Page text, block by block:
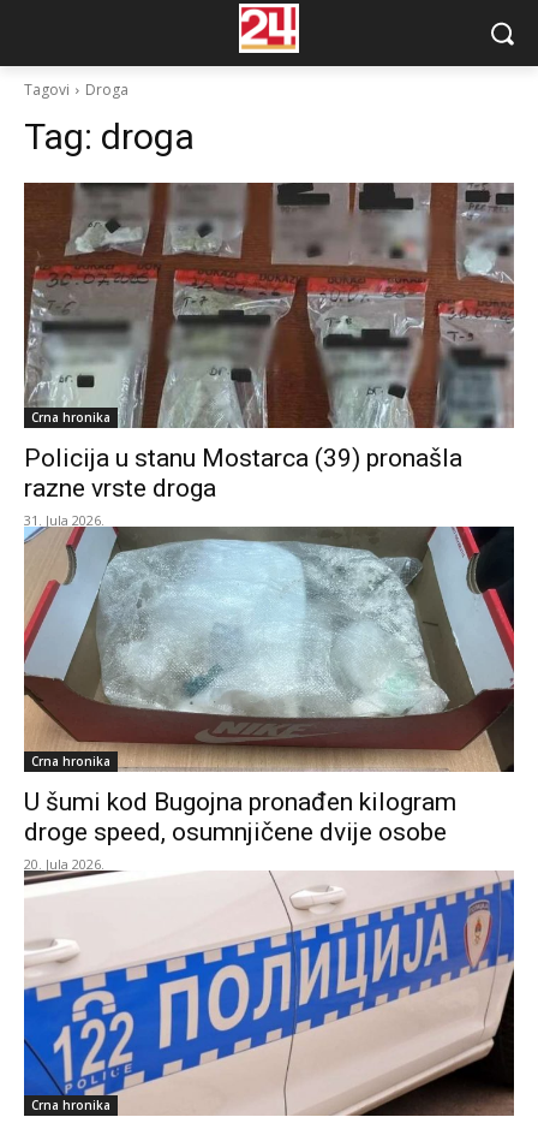
Tagovi Droga
Tag: droga
Crna hronika
Policija u stanu Mostarca (39) pronašla
razne vrste droga
31. Jula 2026.
Crna hronika
U šumi kod Bugojna pronađen kilogram
droge speed, osumnjičene dvije osobe
20. Jula 2026.
Crna hronika